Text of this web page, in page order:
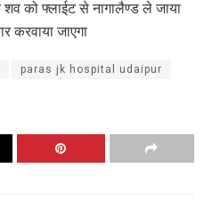
को फ्लाईट से नागालैण्ड ले जाया
करवाया जाएगा
paras jk hospital udaipur